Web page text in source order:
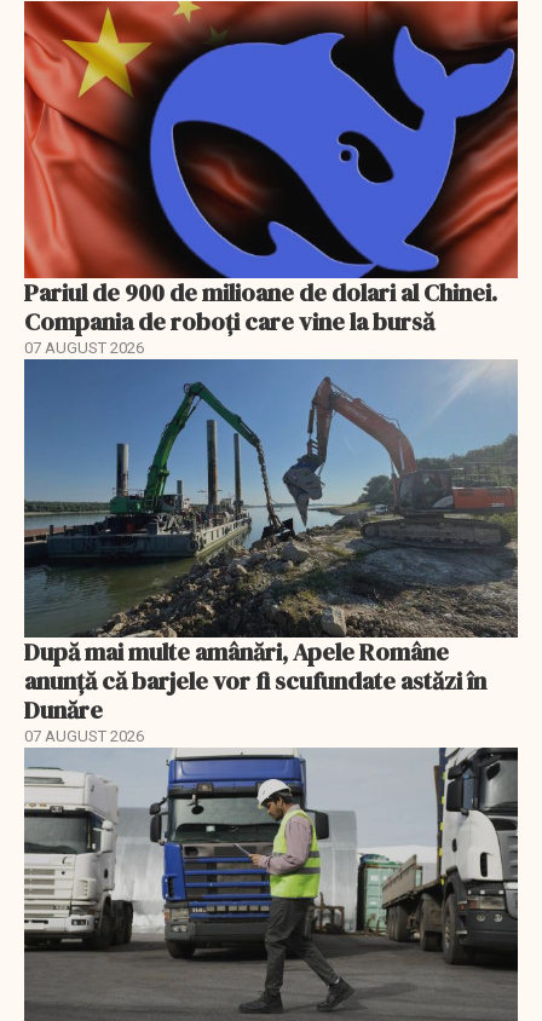
Pariul de 900 de milioane de dolari al Chinei.
Compania de roboți care vine la bursă
07 AUGUST 2026
După mai multe amânări, Apele Române
anunță că barjele vor fi scufundate astăzi în
Dunăre
07 AUGUST 2026